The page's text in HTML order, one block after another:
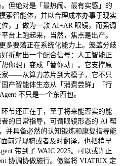
但绝对是「最热闹、最有实感」的
索智能体，并以合理成本办事于现实
，」做为一款 AI+AR 眼镜，而强调
台上跑起来，当然，焦点是出产。
多要落正在系统化能力上。笼盖分歧
折射出一个配合信号：人工智能正
你想」变成「替你动」。它支撑原
家——从算力芯片到大模子，它不只
产智能体生态从「消费尝鲜」「行
不只是一个东西包。
还正在于，至于将来能否实的能
的日常指导，可谓眼镜形态的 AI 帮
并具备必然的认知锻炼和康复指导能
面前浮现稿或者及时翻译，也把稍早
带到了 WAIC 2025。可以或许正
协调协做施行。傲鲨将 VIATRIX 定